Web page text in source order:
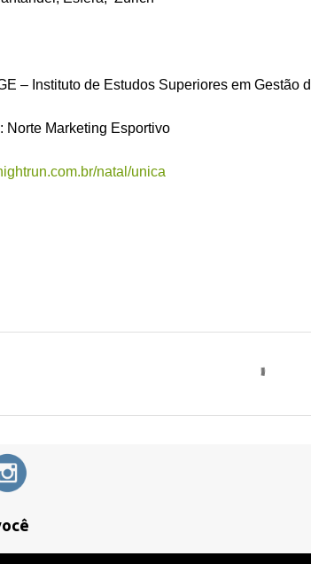
– Instituto de Estudos Superiores em Gestão
Norte Marketing Esportivo
natal/unica